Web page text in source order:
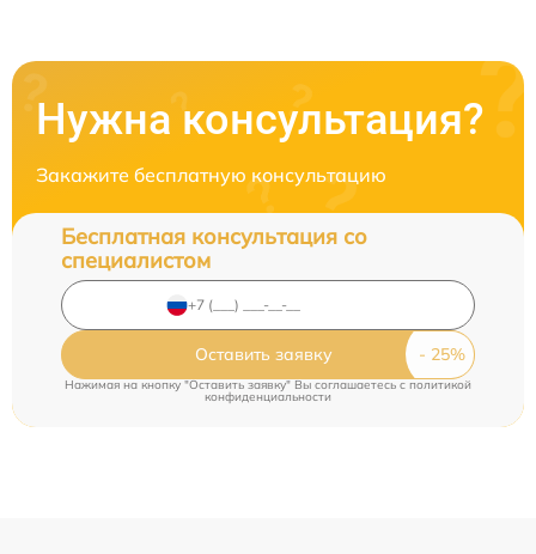
Нужна консультация?
Закажите бесплатную консультацию
Бесплатная консультация со
специалистом
Оставить заявку
Нажимая на кнопку "Оставить заявку" Вы соглашаетесь cполитикой
конфиденциальности